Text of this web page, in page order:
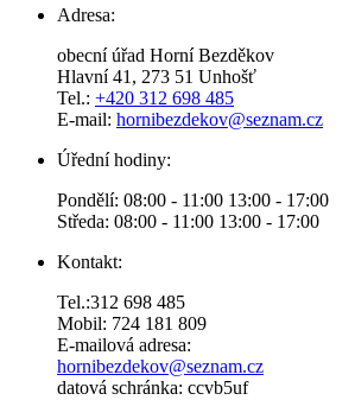
Adresa:
obecní úřad Horní Bezděkov
Hlavní 41, 273 51 Unhošť
Tel.: +420 312 698 485
E-mail: hornibezdekov@seznam.cz
Úřední hodiny:
Pondělí: 08:00 - 11:00 13:00 - 17:00
Středa: 08:00 - 11:00 13:00 - 17:00
Kontakt:
Tel.:312 698 485
Mobil: 724 181 809
E-mailová adresa:
hornibezdekov@seznam.cz
datová schránka: ccvb5uf